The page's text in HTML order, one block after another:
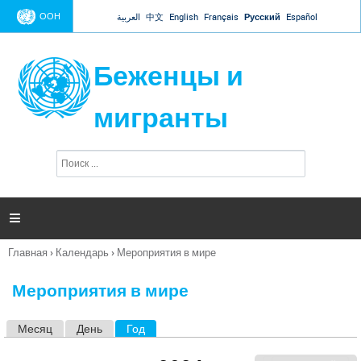
Jump to navigation
ООН العربية 中文 English Français Русский Español
Беженцы и
мигранты
п
и

Вы
Главная › Календарь › Мероприятия в мире
Мероприятия в мире
Месяц День Год